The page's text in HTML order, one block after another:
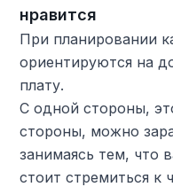
нравится
При планировании
ориентируются на
плату.
С одной стороны,
стороны, можно
занимаясь тем, что
стоит стремиться к